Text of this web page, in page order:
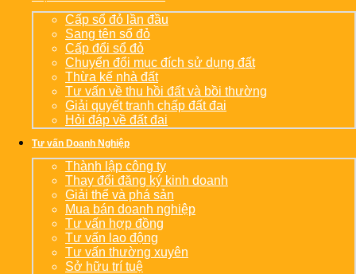
Cấp sổ đỏ lần đầu
Sang tên sổ đỏ
Cấp đổi sổ đỏ
Chuyển đổi mục đích sử dụng đất
Thừa kế nhà đất
Tư vấn về thu hồi đất và bồi thường
Giải quyết tranh chấp đất đai
Hỏi đáp về đất đai
Tư vấn Doanh Nghiệp
Thành lập công ty
Thay đổi đăng ký kinh doanh
Giải thể và phá sản
Mua bán doanh nghiệp
Tư vấn hợp đồng
Tư vấn lao động
Tư vấn thường xuyên
Sở hữu trí tuệ